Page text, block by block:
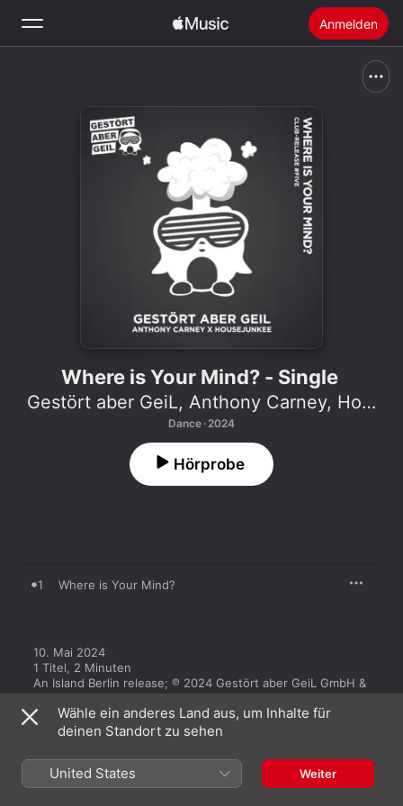
Anmelden
Startseite
Apple Music installieren
Where is Your Mind? - Single
Gestört aber GeiL, Anthony Carney, Housejunkee
Dance · 2024
Hörprobe
1 Where is Your Mind?
10. Mai 2024
1 Titel, 2 Minuten
An Island Berlin release; ℗ 2024 Gestört aber GeiL GmbH &
Wähle ein anderes Land aus, um Inhalte für
deinen Standort zu sehen
United States Weiter